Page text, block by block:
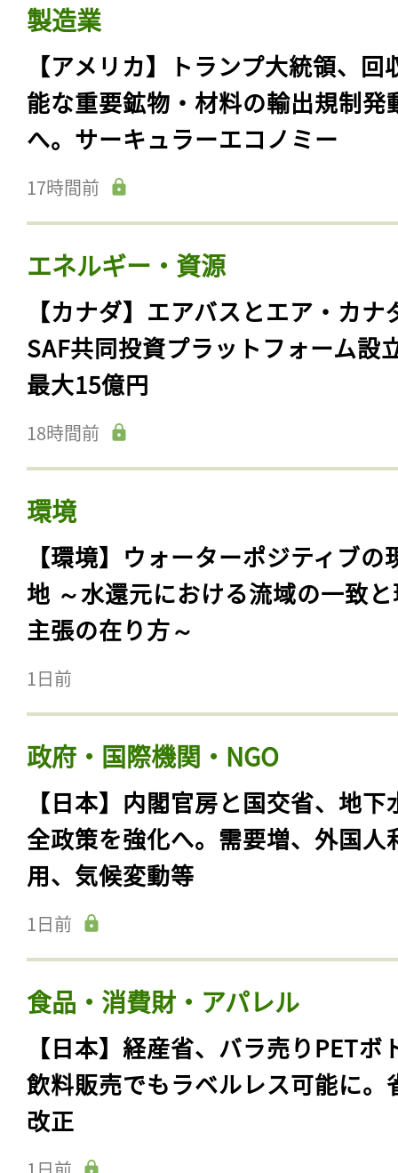
製造業
【アメリカ】トランプ大統領、回
能な重要鉱物・材料の輸出規制発
へ。サーキュラーエコノミー
17時間前
エネルギー・資源
【カナダ】エアバスとエア・カナ
SAF共同投資プラットフォーム設
最大15億円
18時間前
環境
【環境】ウォーターポジティブの
地 ～水還元における流域の一致
主張の在り方～
1日前
政府・国際機関・NGO
【日本】内閣官房と国交省、地下
全政策を強化へ。需要増、外国人
用、気候変動等
1日前
食品・消費財・アパレル
【日本】経産省、バラ売りPETボ
飲料販売でもラベルレス可能に。
改正